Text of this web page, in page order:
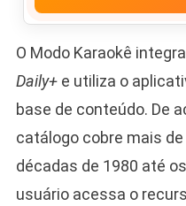
O Modo Karaokê
Daily+e utiliza o
base de conteúdo. De
catálogo cobre mais de
décadas de 1980 até
usuário acessa o